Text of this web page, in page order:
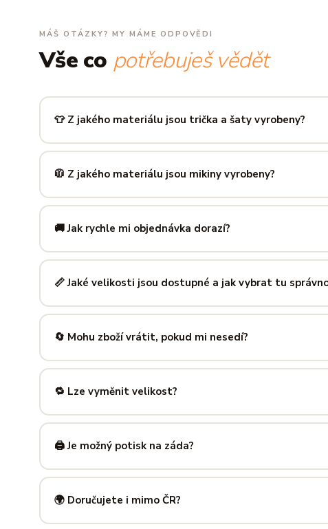
MÁŠ OTÁZKY? MY MÁME ODPOVĚDI
Vše co potřebuješ vědět
👕 Z jakého materiálu jsou trička a šaty vyrobeny?
Používáme prémiovou 100% bavlnu — měkkou na dotek,
zachová tvar i barvu i po desítkách praní. Kvalita, kterou
🧥 Z jakého materiálu jsou mikiny vyrobeny?
Mikiny šijeme ze směsi80 % bavlny a 20 % polyesteru—
prodyšná kombinace, která si dlouho drží tvar i po opakovaném
🚚 Jak rychle mi objednávka dorazí?
Mimo sezónu balíme a odesíláme do 3 pracovních dní.
poštu trvá obvykle 1–3 pracovní dny — zboží tak můžeš mít u
📏 Jaké velikosti jsou dostupné a jak vybrat tu
Nabízíme velikosti XS až 5XL, takže si vybere opravdu každý.
výše — najdeš tam přesné míry v cm a výběr velikosti bude
🔄 Mohu zboží vrátit, pokud mi nesedí?
Samozřejmě. Máš plných14 dní na vráceníbez udání
info@ilus.cza vše vyřídíme rychle a bez komplikací.
🔁 Lze vyměnit velikost?
Standardně výměnu nenabízíme, ale víme, že se to stane —
info@ilus.cz. Většinou společně najdeme řešení, které vás
🖨️ Je možný potisk na záda?
Ano! Potisk zad je možný u většiny našich produktů — skvělé
kousky. Napiš nám předem na
🌍 Doručujete i mimo ČR?